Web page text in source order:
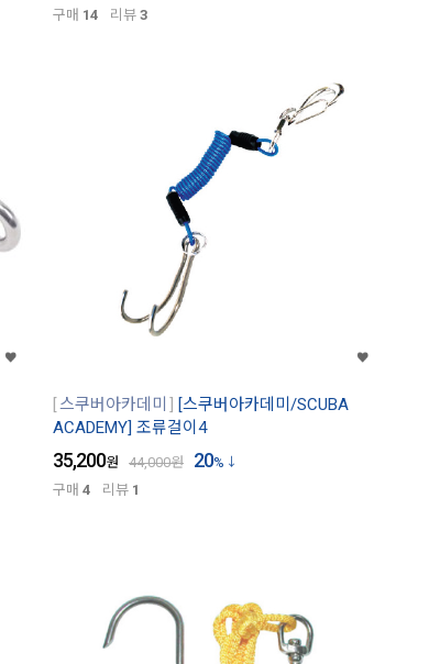
구매 14 리뷰 3
스쿠버아카데미
[스쿠버아카데미/SCUBA
ACADEMY] 조류걸이4
35,200원 44,000원 20%
구매 4 리뷰 1